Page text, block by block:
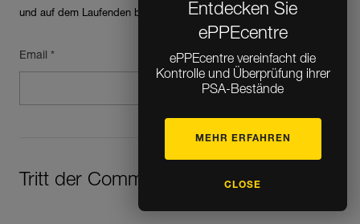
Entdecken Sie
ePPEcentre
ePPEcentre vereinfacht die
Kontrolle und Überprüfung ihrer
PSA-Bestände
MEHR ERFAHREN
CLOSE
und auf dem Laufenden bleiben
Email *
Tritt der Community bei!